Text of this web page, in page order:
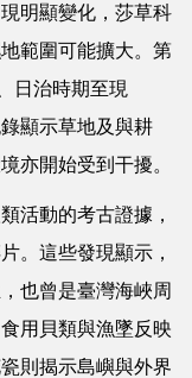
明顯變化，莎草科
範圍可能擴大。第
日治時期至現
顯示草地及與耕
亦開始受到干擾。
活動的考古證據，
。這些發現顯示，
也曾是臺灣海峽周
用貝類與漁墜反映
則揭示島嶼與外界